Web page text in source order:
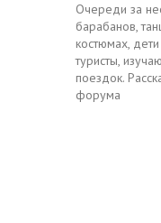
Очереди за
барабанов,
костюмах,
туристы,
поездок.
форума